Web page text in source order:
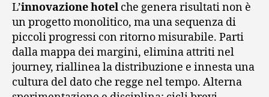
L’innovazione hotel che genera risultati non è
un progetto monolitico, ma una sequenza di
piccoli progressi con ritorno misurabile. Parti
dalla mappa dei margini, elimina attriti nel
journey, riallinea la distribuzione e innesta una
cultura del dato che regge nel tempo. Alterna